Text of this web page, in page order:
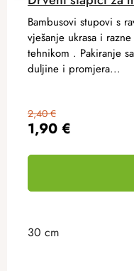
1,90 €
2,40 €
Bambusovi stupovi s
vješanje ukrasa i
tehnikom . Pakiranje
duljine i promjera...
30 cm